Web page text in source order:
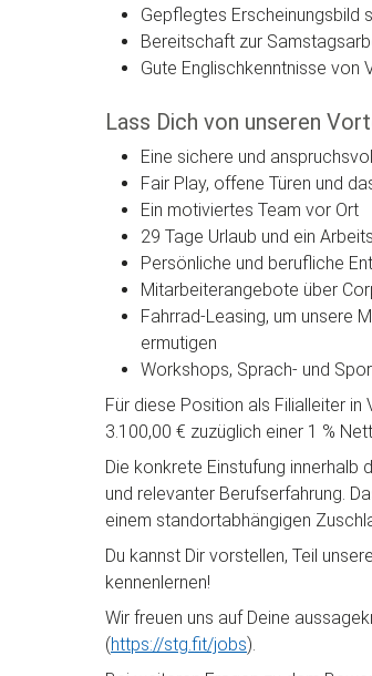
Gepflegtes Erscheinungsbild
Bereitschaft zur
Gute Englischkenntnisse von
Lass Dich von unseren
Eine sichere und
Fair Play, offene Türen und
Ein motiviertes Team vor Ort
29 Tage Urlaub und ein
Persönliche und berufliche
Mitarbeiterangebote über
Fahrrad-Leasing, um unsere
ermutigen
Workshops, Sprach- und
Für diese Position als Filialleiter
3.100,00 € zuzüglich einer 1 %
Die konkrete Einstufung
und relevanter Berufserfahrung.
einem standortabhängigen
Du kannst Dir vorstellen, Teil
kennenlernen!
Wir freuen uns auf Deine
(https://stg.fit/jobs).